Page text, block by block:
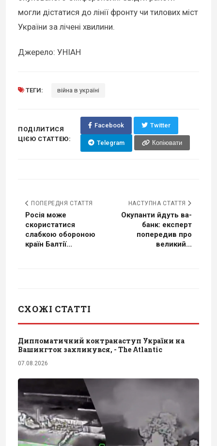
могли дістатися до лінії фронту чи тилових міст
України за лічені хвилини.
Джерело: УНІАН
ТЕГИ: війна в україні
ПОДІЛИТИСЯ
ЦІЄЮ СТАТТЕЮ:
Facebook Twitter
Telegram Копіювати
ПОПЕРЕДНЯ СТАТТЯ
Росія може
скористатися
слабкою обороною
країн Балтії...
НАСТУПНА СТАТТЯ
Окупанти йдуть ва-
банк: експерт
попередив про
великий...
СХОЖІ СТАТТІ
Дипломатичний контранаступ України на
Вашингтон захлинувся, - The Atlantic
07.08.2026